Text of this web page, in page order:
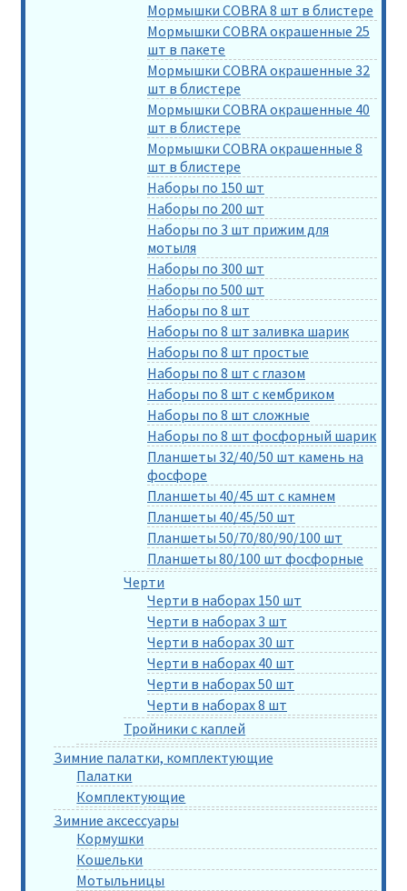
Мормышки COBRA 8 шт в блистере
Мормышки COBRA окрашенные 25
шт в пакете
Мормышки COBRA окрашенные 32
шт в блистере
Мормышки COBRA окрашенные 40
шт в блистере
Мормышки COBRA окрашенные 8
шт в блистере
Наборы по 150 шт
Наборы по 200 шт
Наборы по 3 шт прижим для
мотыля
Наборы по 300 шт
Наборы по 500 шт
Наборы по 8 шт
Наборы по 8 шт заливка шарик
Наборы по 8 шт простые
Наборы по 8 шт с глазом
Наборы по 8 шт с кембриком
Наборы по 8 шт сложные
Наборы по 8 шт фосфорный шарик
Планшеты 32/40/50 шт камень на
фосфоре
Планшеты 40/45 шт с камнем
Планшеты 40/45/50 шт
Планшеты 50/70/80/90/100 шт
Планшеты 80/100 шт фосфорные
Черти
Черти в наборах 150 шт
Черти в наборах 3 шт
Черти в наборах 30 шт
Черти в наборах 40 шт
Черти в наборах 50 шт
Черти в наборах 8 шт
Тройники с каплей
Зимние палатки, комплектующие
Палатки
Комплектующие
Зимние аксессуары
Кормушки
Кошельки
Мотыльницы